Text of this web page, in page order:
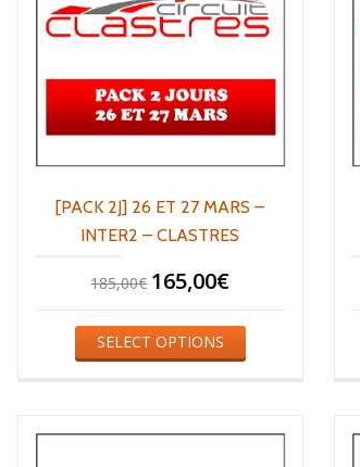
[PACK 2J] 26 ET 27 MARS –
INTER2 – CLASTRES
185,00€ 165,00€
SELECT OPTIONS